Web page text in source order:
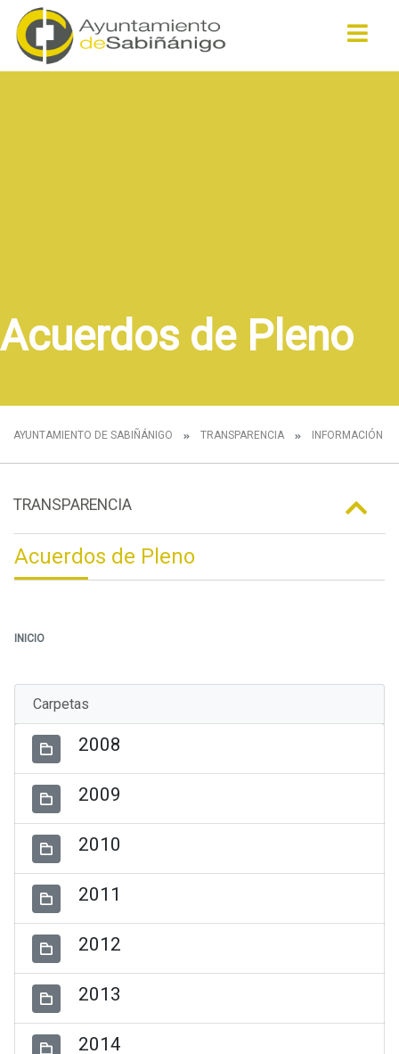
Acuerdos de Pleno
AYUNTAMIENTO DE SABIÑÁNIGO TRANSPARENCIA INFORMACIÓN
TRANSPARENCIA
Acuerdos de Pleno
INICIO
Carpetas
2008
2009
2010
2011
2012
2013
2014